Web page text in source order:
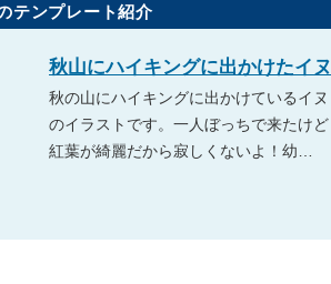
テンプレート紹介
秋山にハイキングに出かけたイヌ
秋の山にハイキングに出かけているイヌ
のイラストです。一人ぼっちで来たけど
紅葉が綺麗だから寂しくないよ！幼…